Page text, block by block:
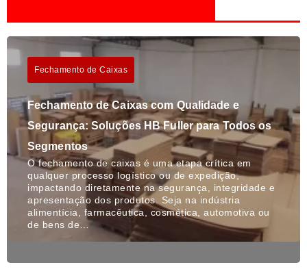
Fechamento de Caixas
Fechamento de Caixas com Qualidade e
Segurança: Soluções HB Fuller para Todos os
Segmentos
O fechamento de caixas é uma etapa crítica em
qualquer processo logístico ou de expedição,
impactando diretamente na segurança, integridade e
apresentação dos produtos. Seja na indústria
alimentícia, farmacêutica, cosmética, automotiva ou
de bens de…